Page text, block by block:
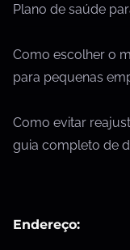
Plano de saúde
Como escolher o
para pequenas
Como evitar
guia completo de
Endereço: